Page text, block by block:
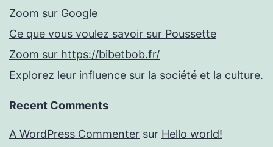
Zoom sur Google
Ce que vous voulez savoir sur Poussette
Zoom sur https://bibetbob.fr/
Explorez leur influence sur la société et la culture.
Recent Comments
A WordPress Commenter sur Hello world!